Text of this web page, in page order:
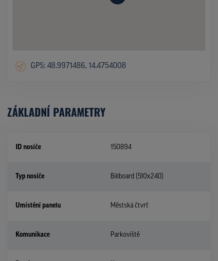
GPS: 48.9971486, 14.4754008
ZÁKLADNÍ PARAMETRY
ID nosiče 150894
Typ nosiče Billboard (510x240)
Umístění panelu Městská čtvrť
Komunikace Parkoviště